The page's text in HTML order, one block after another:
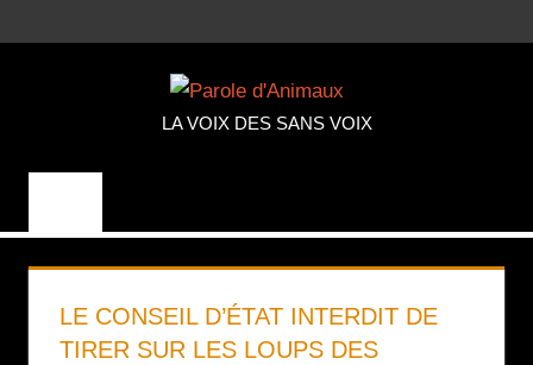
au
LA VOIX DES SANS VOIX
LE CONSEIL D’ÉTAT INTERDIT DE
TIRER SUR LES LOUPS DES